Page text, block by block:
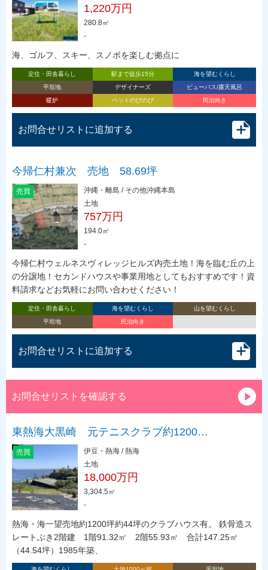
1,220万円
280.8㎡
-
海、ゴルフ、スキー、スノボを楽しむ拠点に
定住・田舎暮らし 駅まで徒歩15分
海を望むくらし
平坦地
デザイナーズ
ビューバス/露天風呂
暖炉
ペットのびのび 民泊向き
お問合せリストに追加する
今帰仁村兼次 売地 58.69坪
売買
沖縄・離島 / その他沖縄本島
土地
757万円
194.0㎡
-
今帰仁村ウェルネスヴィレッジヒルズ内売土地！海を臨む丘の上
の分譲地！セカンドハウスや事業用地としてもおすすめです！資
料請求などお気軽にお問い合わせください！
定住・田舎暮らし 海を望むくらし
山を望むくらし
平坦地
民泊向き
お問合せリストに追加する
お問合せリストを確認する
東熱海大黒崎 元テニスクラブ約1200…
売買
伊豆・熱海 / 熱海
土地
18,000万円
3,304.5㎡
-
熱海・海一望売地約1200坪約44坪のクラブハウス有。 鉄骨造ス
レートぶき2階建 1階91.32㎡ 2階55.93㎡ 合計147.25㎡
（44.54坪）1985年築、